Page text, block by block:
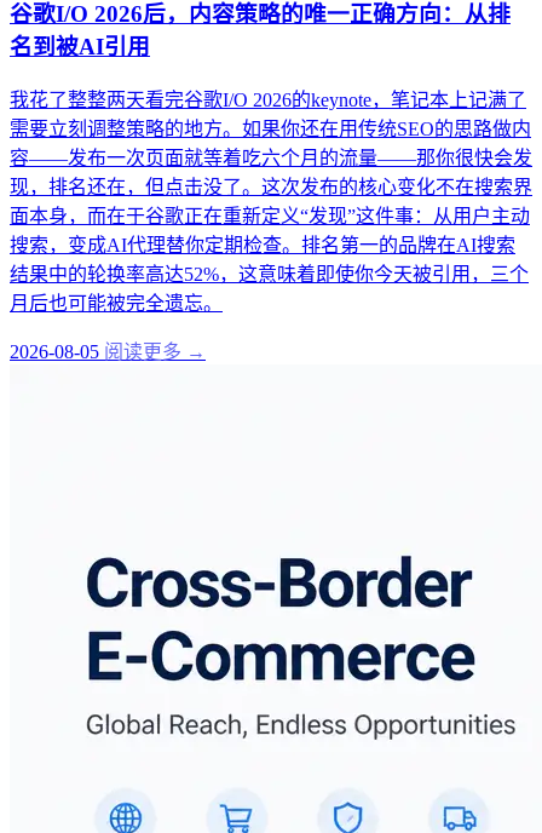
谷歌I/O 2026后，内容策略的唯一正确方向：从排
名到被AI引用
我花了整整两天看完谷歌I/O 2026的keynote，笔记本上记满了
需要立刻调整策略的地方。如果你还在用传统SEO的思路做内
容——发布一次页面就等着吃六个月的流量——那你很快会发
现，排名还在，但点击没了。这次发布的核心变化不在搜索界
面本身，而在于谷歌正在重新定义“发现”这件事：从用户主动
搜索，变成AI代理替你定期检查。排名第一的品牌在AI搜索
结果中的轮换率高达52%，这意味着即使你今天被引用，三个
月后也可能被完全遗忘。
2026-08-05 阅读更多 →